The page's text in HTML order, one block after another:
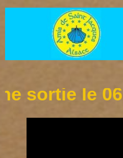
le 06